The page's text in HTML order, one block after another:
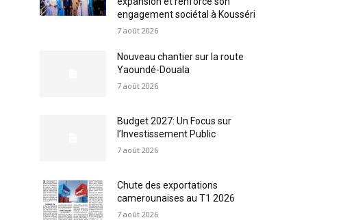
engagement sociétal à Kousséri
7 août 2026
Nouveau chantier sur la route
Yaoundé-Douala
7 août 2026
Budget 2027: Un Focus sur
l’Investissement Public
7 août 2026
Chute des exportations
camerounaises au T1 2026
7 août 2026